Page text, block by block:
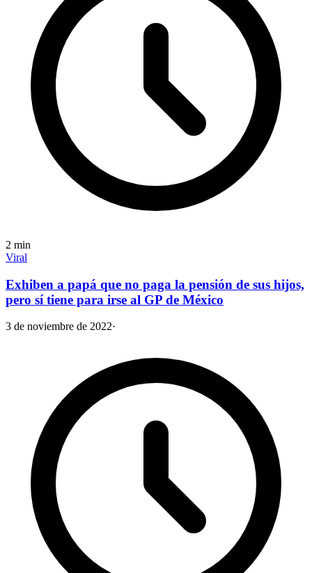
2 min
Viral
Exhiben a papá que no paga la pensión de sus hijos,
pero sí tiene para irse al GP de México
3 de noviembre de 2022·